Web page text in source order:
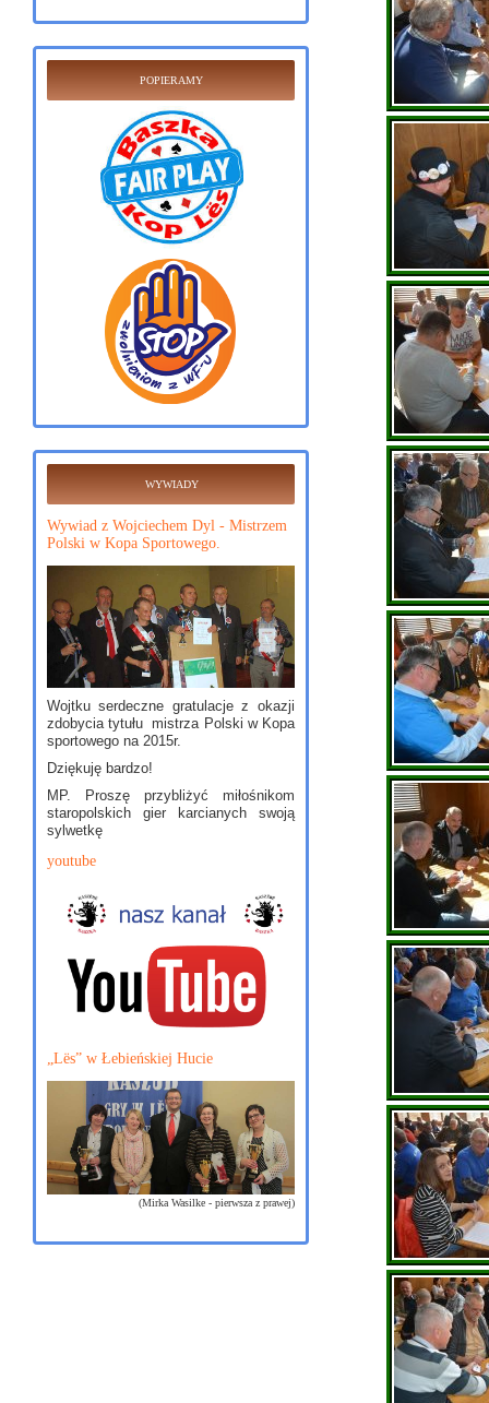
POPIERAMY
WYWIADY
Wywiad z Wojciechem Dyl - Mistrzem
Polski w Kopa Sportowego.
Wojtku serdeczne gratulacje z okazji
zdobycia tytułu mistrza Polski w Kopa
sportowego na 2015r.
Dziękuję bardzo!
MP. Proszę przybliżyć miłośnikom
staropolskich gier karcianych swoją
sylwetkę
youtube
„Lës” w Łebieńskiej Hucie
(Mirka Wasilke - pierwsza z prawej)